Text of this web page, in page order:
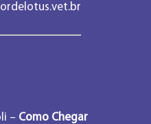
– Como Chegar